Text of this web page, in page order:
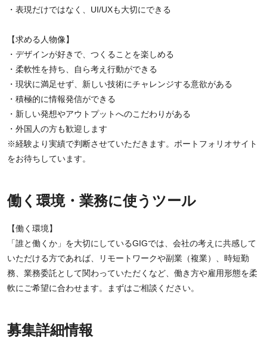
・表現だけではなく、UI/UXも大切にできる
【求める人物像】
・デザインが好きで、つくることを楽しめる
・柔軟性を持ち、自ら考え行動ができる
・現状に満足せず、新しい技術にチャレンジする意欲がある
・積極的に情報発信ができる
・新しい発想やアウトプットへのこだわりがある
・外国人の方も歓迎します
※経験より実績で判断させていただきます。ポートフォリオサイト
をお待ちしています。
働く環境・業務に使うツール
【働く環境】
「誰と働くか」を大切にしているGIGでは、会社の考えに共感して
いただける方であれば、リモートワークや副業（複業）、時短勤
務、業務委託として関わっていただくなど、働き方や雇用形態を柔
軟にご希望に合わせます。まずはご相談ください。
募集詳細情報